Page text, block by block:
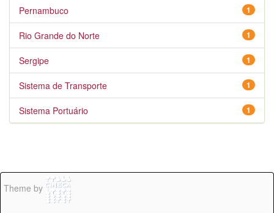
1
Pernambuco
1
Rio Grande do Norte
1
Sergipe
1
Sistema de Transporte
1
Sistema Portuário
Theme by